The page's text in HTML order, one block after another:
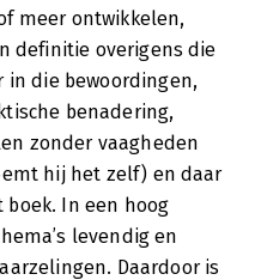
meer ontwikkelen,
definitie overigens die
in die bewoordingen,
benadering,
zonder vaagheden
hij het zelf) en daar
In een hoog
levendig en
Daardoor is